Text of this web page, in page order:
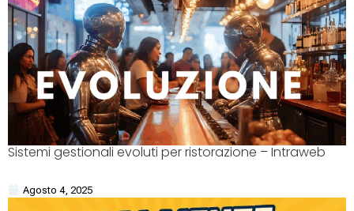
Sistemi gestionali evoluti per ristorazione – Intraweb
Agosto 4, 2025